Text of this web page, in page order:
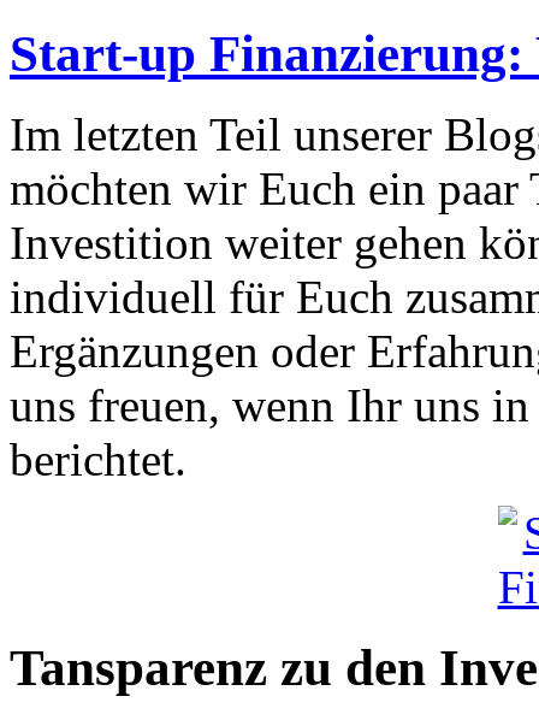
Start-up Finanzierung:
Im letzten Teil unserer
möchten wir Euch ein paar
Investition weiter gehen
individuell für Euch
Ergänzungen oder
uns freuen, wenn Ihr uns
berichtet.
Tansparenz zu den